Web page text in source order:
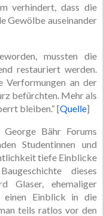
verhindert, dass die
Gewölbe auseinander
mussten die
restauriert werden.
Verformungen an der
befürchten. Mehr als
bleiben.“ [Quelle]
Bähr Forums
Studentinnen und
tiefe Einblicke
dieses
Glaser, ehemaliger
einen Einblick in die
teils ratlos vor den